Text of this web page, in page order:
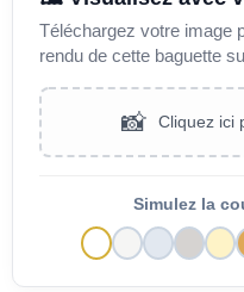
Téléchargez votre image
rendu de cette baguette
📸 Cliquez ici
Simulez la